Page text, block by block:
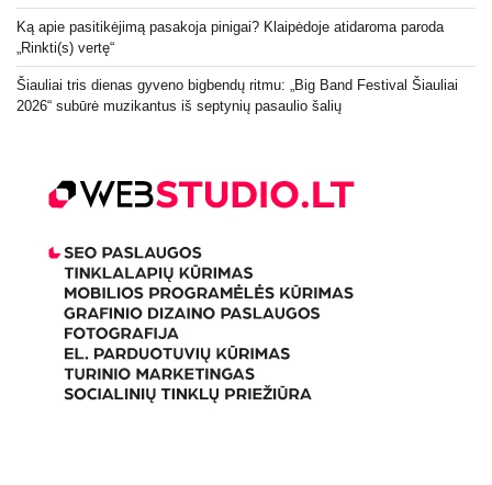
Ką apie pasitikėjimą pasakoja pinigai? Klaipėdoje atidaroma paroda
„Rinkti(s) vertę“
Šiauliai tris dienas gyveno bigbendų ritmu: „Big Band Festival Šiauliai
2026“ subūrė muzikantus iš septynių pasaulio šalių